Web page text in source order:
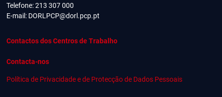
Telefone: 213 307 000
E-mail: DORLPCP@dorl.pcp.pt
Contactos dos Centros de Trabalho
Contacta-nos
Política de Privacidade e de Protecção de Dados Pessoais